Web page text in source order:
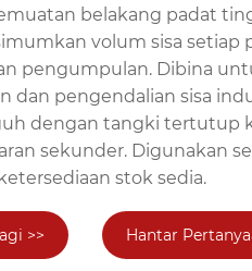
belakang padat
volum sisa setiap
pengumpulan. Dibina
dan pengendalian sisa
dengan tangki tertutup
sekunder. Digunakan
stok sedia.
>> Hantar